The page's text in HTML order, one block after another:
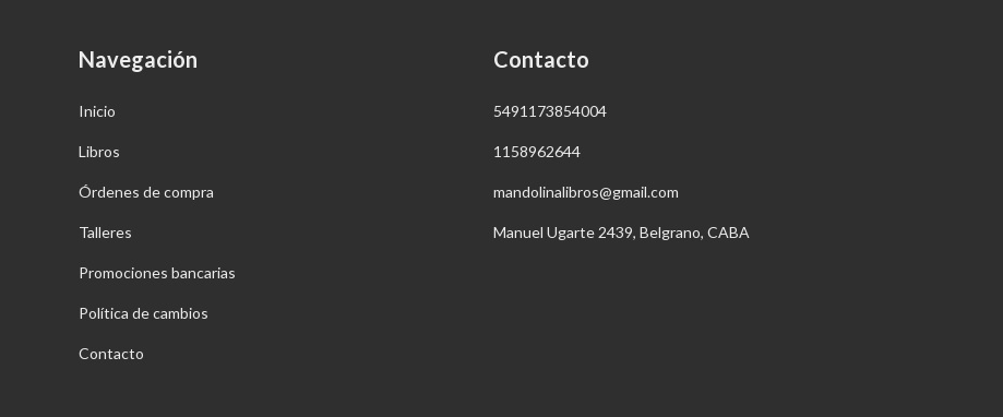
Navegación
Inicio
Libros
Órdenes de compra
Talleres
Promociones bancarias
Política de cambios
Contacto
Contacto
5491173854004
1158962644
mandolinalibros@gmail.com
Manuel Ugarte 2439, Belgrano, CABA